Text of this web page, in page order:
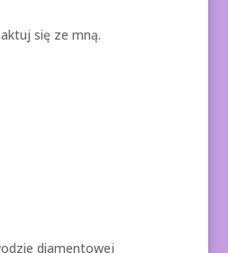
się ze mną.
diamentowej